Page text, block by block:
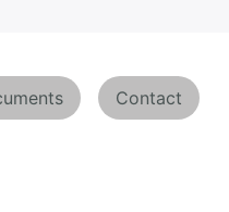
Contact